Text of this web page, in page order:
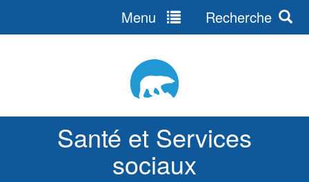
Santé et Services
sociaux
Menu Recherche